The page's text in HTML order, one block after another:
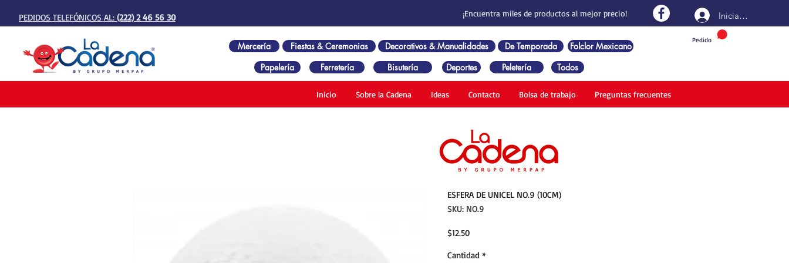
PEDIDOS TELEFÓNICOS AL: (222) 2 46 56 30 ¡Encuentra miles de productos al mejor precio!
Pedido
Iniciar sesión
Mercería Fiestas & Ceremonias Decorativos & Manualidades De Temporada
Folclor Mexicano
Papelería
Ferretería Bisutería Deportes Peletería Todos
Inicio Sobre la Cadena Ideas Contacto Bolsa de trabajo Preguntas frecuentes
ESFERA DE UNICEL NO.9 (10CM)
SKU: NO.9
$12.50Precio
Cantidad *